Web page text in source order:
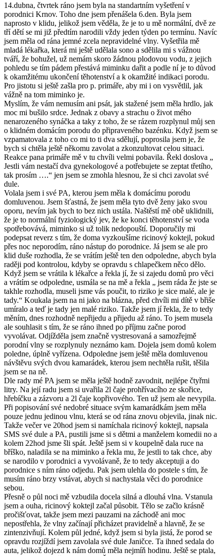
14.dubna, čtvrtek ráno jsem byla na standartním vyšetření v
porodnici Krnov. Toho dne jsem přenášela 6.den. Byla jsem
naprosto v klidu, jelikož jsem věděla, že je to u mě normální, dvě ze
tří dětí se mi již předtím narodili vždy jeden týden po termínu. Navíc
jsem měla od rána jemné zcela nepravidelné vlny. Vyšetřila mě
mladá lékařka, která mi ještě udělala sono a sdělila mi s vážnou
tváří, že bohužel, už nemám skoro žádnou plodovou vodu, z jejich
pohledu se tím pádem přestává miminku dařit a podle ní je to důvod
k okamžitému ukončení těhotenství a k okamžité indikaci porodu.
Pro jistotu si ještě zašla pro p. primáře, aby mi i on vysvětlil, jak
vážně na tom miminko je.
Myslím, že vám nemusím ani psát, jak stažené jsem měla hrdlo, jak
moc mi bušilo srdce. Jednak z obavy a strachu o život mého
nenarozeného synáčka a taky z toho, že se rázem rozplynul můj sen
o klidném domácím porodu do připraveného bazénku. Když jsem se
vzpamatovala z toho co mi to ti dva sdělují, poprosila jsem je, že
bych si chtěla ještě někomu zavolat a zkonzultovat celou situaci.
Reakce pana primáře mě v tu chvíli velmi pobavila. Řekl doslova „
Jestli vám nestačí dva gynekologové a potřebujete se zeptat třetího,
tak prosím ….“ jen jsem se zmohla hlesnou, že si chci zavolat své
dule.
Volala jsem i své PA, kterou jsem měla k domácímu porodu
domluvenou. Jsem šťastná, že jsem měla tyto dvě ženy jako svou
oporu, nevím jak bych to bez nich ustála. Naštěstí mě obě uklidnili,
že je to normální fyziologický jev, že ke konci těhotenství se voda
spotřebovává, miminko si už tolik nedopouští. Doporučily mi
podepsat reverz s tím, že doma vyzkoušíme ricinový koktejl, pokud
přes noc neporodím, ráno nástup do porodnice. Já jsem se ale pro
klid duše rozhodla, že se vrátím ještě ten den odpoledne, abych byla
raději pod kontrolou, kdyby se opravdu s chlapečkem něco dělo.
Když jsem se vrátila k lékařce a řekla jí, že si zajedu domů pro věci
a vrátím se odpoledne, usmála se na mě a řekla „ jsem ráda že jste se
takhle rozhodla, museli jsme vás poučit, to riziko je sice malé, ale je
tady.“ Koukala jsem na ni jako na blázna, před chvíli mi dítě v břiše
umíralo a teď je tady jen malé riziko. Takže jsem jí řekla, že to tedy
měním, dnes rozhodně nepřijedu a přijedu až ráno. To jsem musela
ale souhlasit s tím, že se ráno ihned po příjmu začne porod
vyvolávat. Odjížděla jsem značně vystresovaná a samozřejmě
porodní vlny se rozplynuly neznámo kam. Dojela jsem domů kolem
poledne, úplně vyřízena. Odpoledne jsem ještě měla domluvenou
návštěvu svých dvou kamarádek, kterou jsem nechtěla rušit, těšila
jsem se na ně.
Dle rady mé PA jsem se měla ještě hodně zavodnit, nejlépe čtyřmi
litry. Na její radu jsem si uvařila 2l čaje prohřívacího ze skořice,
hřebíčku a zázvoru a 2l čaje kopřivového. Ten už jsem ale nevypila.
Při popisování své nedobré situace svým kamarádkám jsem měla
pouze jednu jedinou vlnu, která se od rána znovu objevila, jinak nic.
Takže večer ve 20hod jsem si namíchala ricinový koktejl, napsala
SMS své dule a PA, pustili jsme si s dětmi a manželem komedii no a
kolem 22hod jsme šli spát. Ještě jsem si v koupelně dala ruce na
bříško, naladila se na miminko a řekla mu, že jestli to tak chce, aby
se narodilo v porodnici a vyvolávaně, že to tedy akceptuji a do
porodnice s ním ráno odjedu. Pak jsem ulehla do postele s tím, že
musím ráno brzy vstávat, abych si nachystala věci do porodnice
sebou.
Přesně o půl noci mě vzbudila docela silná a dlouhá vlna. Vstanula
jsem a ouha, ricinový koktejl začal působit. Tělo se začlo krásně
pročišťovat, takže jsem mezi pauzami na záchodě ani moc
nepostřehla, že vlny začínají přicházet pravidelně a hlavně, že se
zintenzivňují. Kolem půl jedné, když jsem si byla jistá, že porod se
opravdu rozjíždí jsem zavolala své dule Janičce. Ta ihned sedala do
auta, jelikož dojezd k nám domů měla nejmíň hodinu. Ještě se ptala,